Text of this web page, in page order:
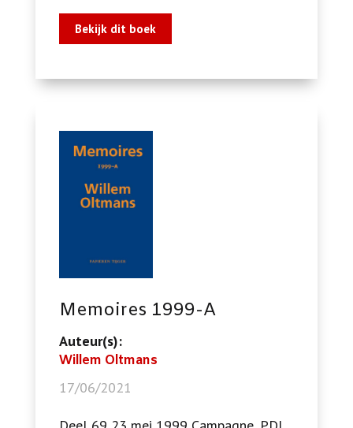
Bekijk dit boek
Memoires 1999-A
Auteur(s):
Willem Oltmans
17/06/2021